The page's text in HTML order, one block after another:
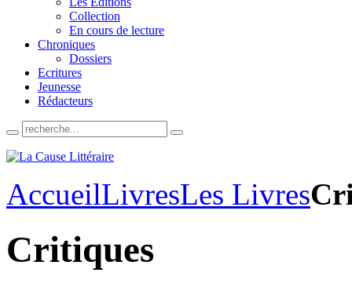
Collection
En cours de lecture
Chroniques
Dossiers
Ecritures
Jeunesse
Rédacteurs
AccueilLivresLes Livres
Critiques